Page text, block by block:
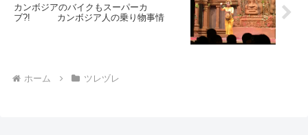
カンボジアのバイクもスーパーカ
ブ?! カンボジア人の乗り物事情
ホーム ツレヅレ